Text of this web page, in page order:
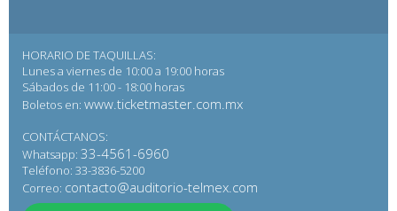
HORARIO DE TAQUILLAS:
Lunes a viernes de 10:00 a 19:00 horas
Sábados de 11:00 - 18:00 horas
Boletos en: www.ticketmaster.com.mx
CONTÁCTANOS:
Whatsapp: 33-4561-6960
Teléfono: 33-3836-5200
Correo: contacto@auditorio-telmex.com